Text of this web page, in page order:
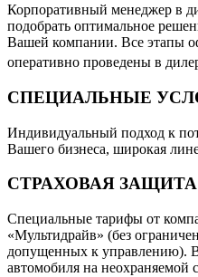
Корпоративный менеджер в
подобрать оптимальное
Вашей компании. Все этапы
оперативно проведены в
СПЕЦИАЛЬНЫЕ
Индивидуальный подход к
Вашего бизнеса, широкая
СТРАХОВАЯ ЗАЩИТА
Специальные тарифы от
«Мультидрайв» (без
допущенных к управлению).
автомобиля на неохраняемой